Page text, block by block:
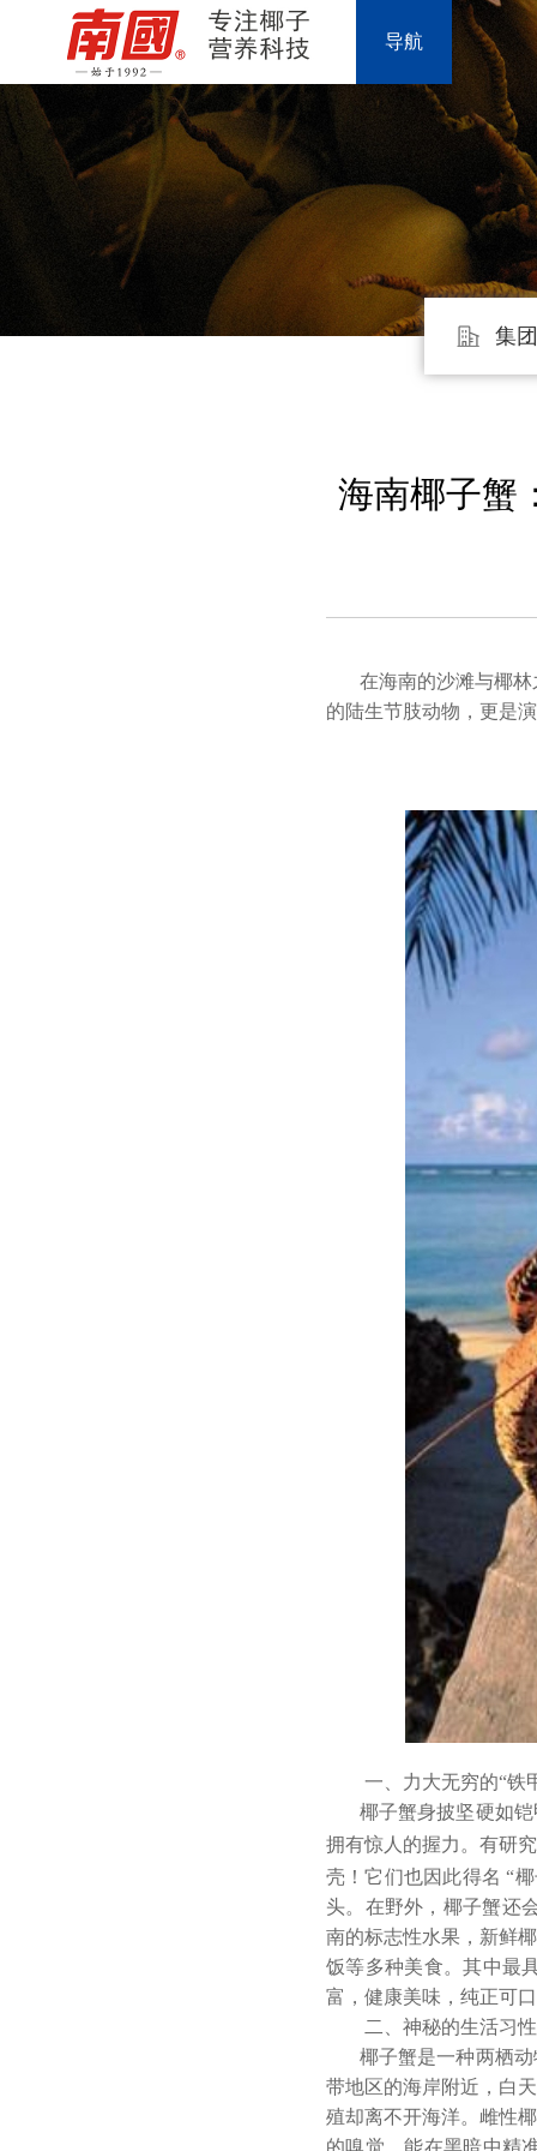
导航
集
海南椰子蟹
在海南的沙滩与椰
的陆生节肢动物，更是
一、力大无穷的“铁
椰子蟹身披坚硬如
拥有惊人的握力。有研
壳！它们也因此得名 “
头。在野外，椰子蟹还
南的标志性水果，新鲜
饭等多种美食。其中最
富，健康美味，纯正可
二、神秘的生活习性
椰子蟹是一种两栖
带地区的海岸附近，白
殖却离不开海洋。雌性
的嗅觉，能在黑暗中精